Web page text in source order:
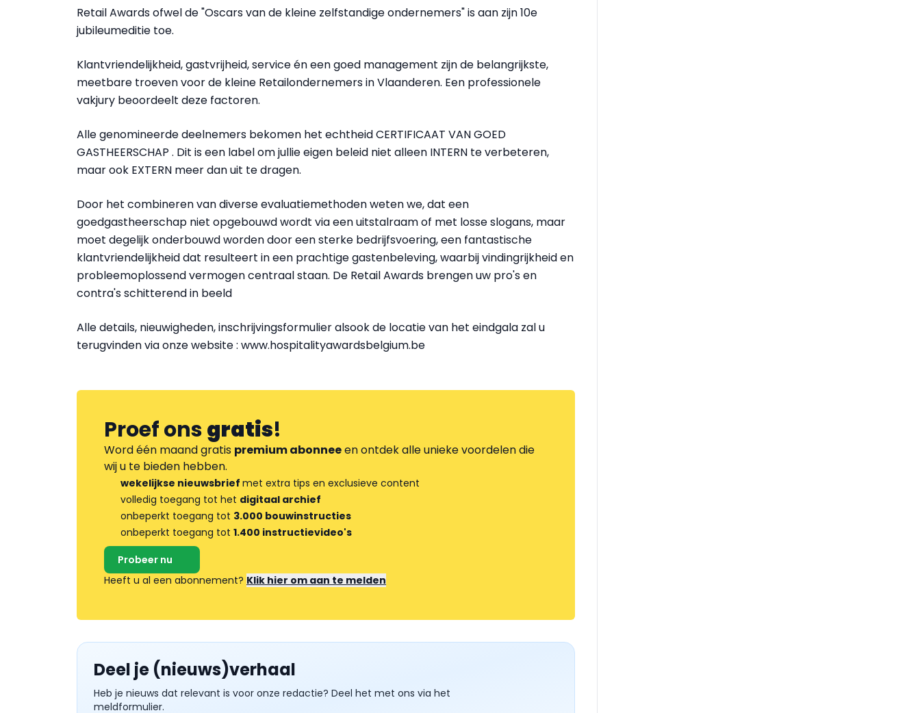
Retail Awards ofwel de "Oscars van de kleine zelfstandige ondernemers" is aan zijn 10e
jubileumeditie toe.
Klantvriendelijkheid, gastvrijheid, service én een goed management zijn de belangrijkste,
meetbare troeven voor de kleine Retailondernemers in Vlaanderen. Een professionele
vakjury beoordeelt deze factoren.
Alle genomineerde deelnemers bekomen het echtheid CERTIFICAAT VAN GOED
GASTHEERSCHAP . Dit is een label om jullie eigen beleid niet alleen INTERN te verbeteren,
maar ook EXTERN meer dan uit te dragen.
Door het combineren van diverse evaluatiemethoden weten we, dat een
goedgastheerschap niet opgebouwd wordt via een uitstalraam of met losse slogans, maar
moet degelijk onderbouwd worden door een sterke bedrijfsvoering, een fantastische
klantvriendelijkheid dat resulteert in een prachtige gastenbeleving, waarbij vindingrijkheid en
probleemoplossend vermogen centraal staan. De Retail Awards brengen uw pro's en
contra's schitterend in beeld
Alle details, nieuwigheden, inschrijvingsformulier alsook de locatie van het eindgala zal u
terugvinden via onze website : www.hospitalityawardsbelgium.be
Proef onsgratis!
Word één maand gratis premium abonneeen ontdek alle unieke voordelen die
wij u te bieden hebben.
wekelijkse nieuwsbrief met extra tips en exclusieve content
volledig toegang tot het digitaal archief
onbeperkt toegang tot 3.000 bouwinstructies
onbeperkt toegang tot 1.400 instructievideo's
Probeer nu
Heeft u al een abonnement? Klik hier om aan te melden
Deel je (nieuws)verhaal
Heb je nieuws dat relevant is voor onze redactie? Deel het met ons via het
meldformulier.